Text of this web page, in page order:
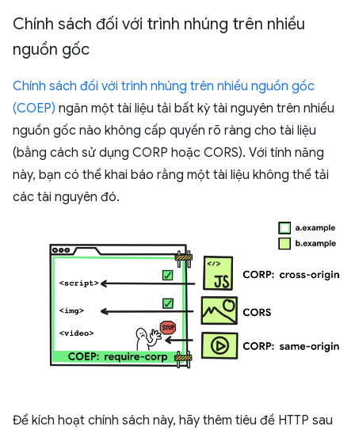
Chính sách đối với trình nhúng trên nhiều
nguồn gốc
Chính sách đối với trình nhúng trên nhiều nguồn gốc
(COEP) ngăn một tài liệu tải bất kỳ tài nguyên trên nhiều
nguồn gốc nào không cấp quyền rõ ràng cho tài liệu
(bằng cách sử dụng CORP hoặc CORS). Với tính năng
này, bạn có thể khai báo rằng một tài liệu không thể tải
các tài nguyên đó.
Để kích hoạt chính sách này, hãy thêm tiêu đề HTTP sau